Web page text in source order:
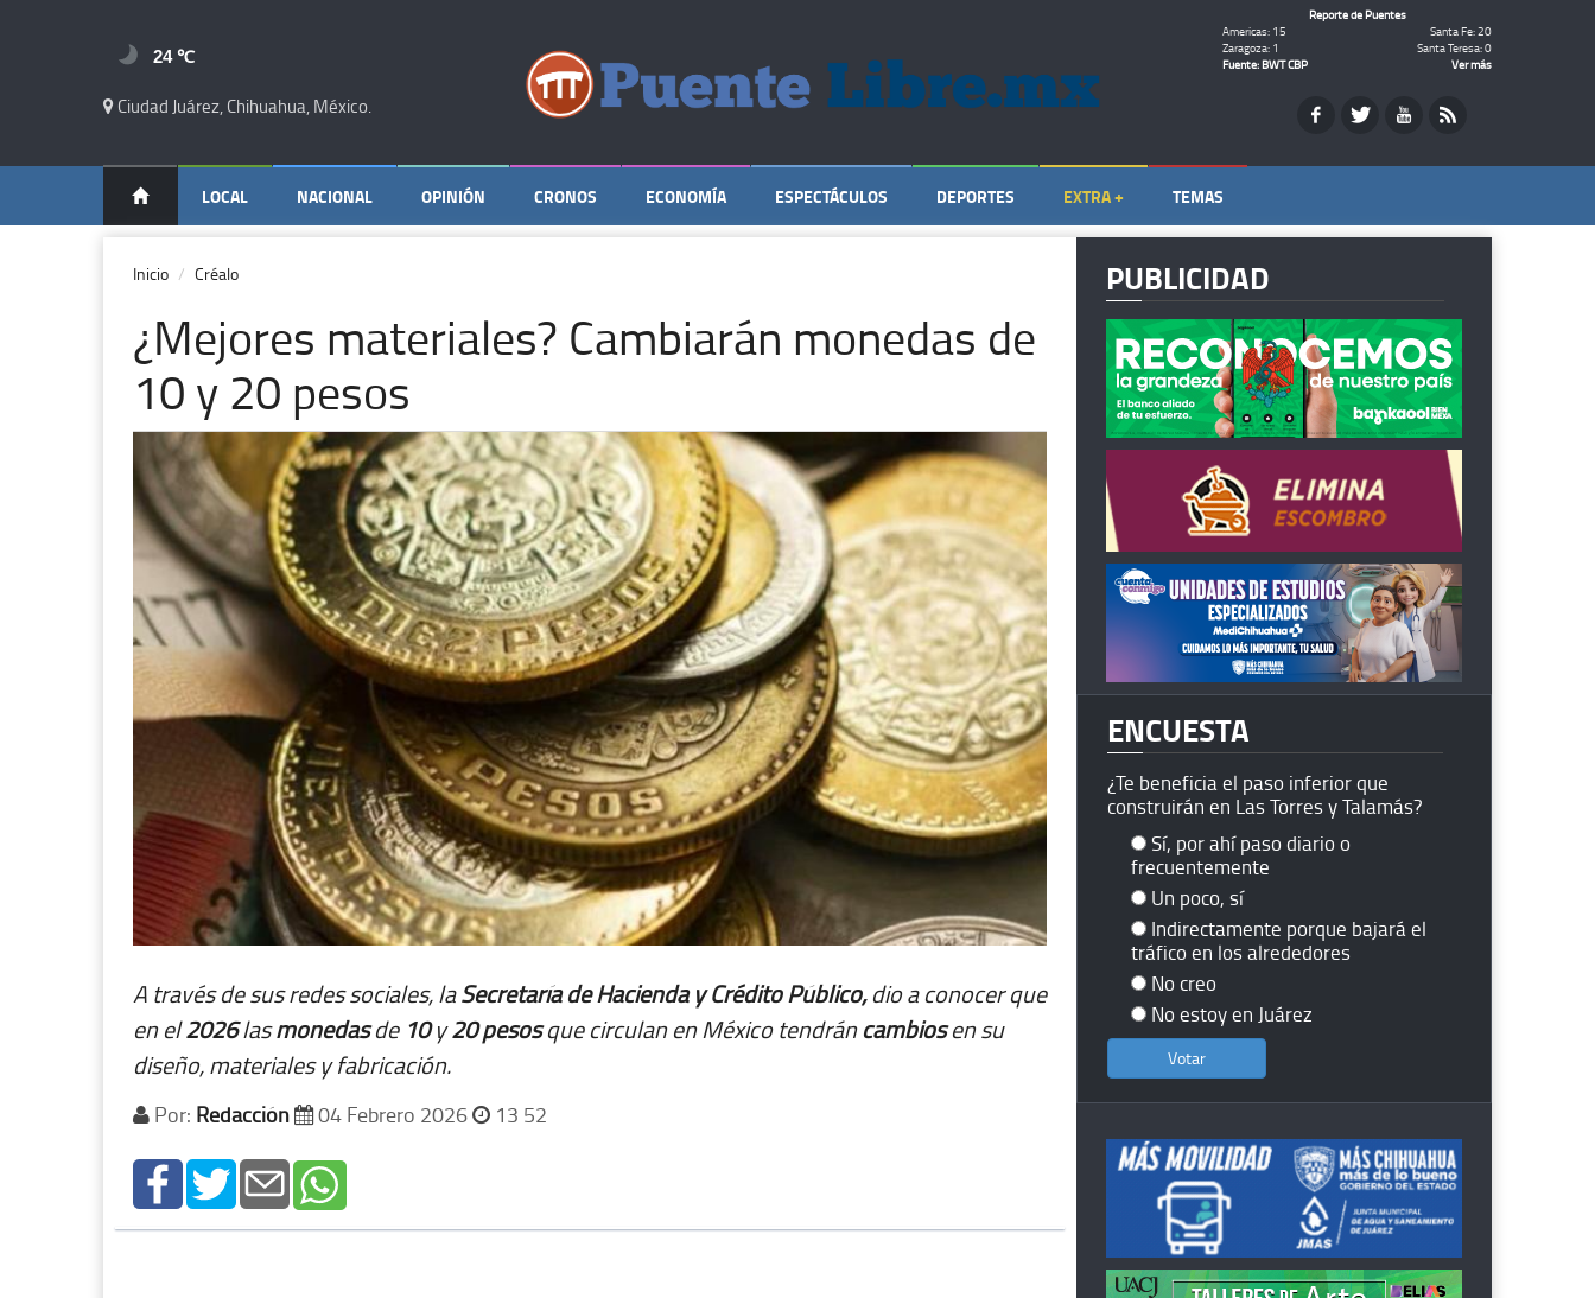
24 ℃
Ciudad Juárez, Chihuahua, México.
Reporte de Puentes
Americas: 15
Santa Fe: 20
Zaragoza: 1
Santa Teresa: 0
Fuente: BWT CBP
Ver más
LOCAL NACIONAL OPINIÓN CRONOS ECONOMÍA ESPECTÁCULOS DEPORTES EXTRA + TEMAS
Inicio Créalo
¿Mejores materiales? Cambiarán monedas de
10 y 20 pesos
A través de sus redes sociales, laSecretaría de Hacienda y Crédito Público,dio a conocer que
en el2026lasmonedasde 10y20pesosque circulan en México tendráncambiosen su
diseño, materiales y fabricación.
Por: Redacción 04 Febrero 2026 13 52
PUBLICIDAD
ENCUESTA
¿Te beneficia el paso inferior que
construirán en Las Torres y Talamás?
Sí, por ahí paso diario o
frecuentemente
Un poco, sí
Indirectamente porque bajará el
tráfico en los alrededores
No creo
No estoy en Juárez